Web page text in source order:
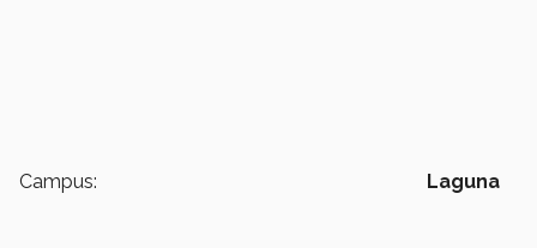
Campus: Laguna